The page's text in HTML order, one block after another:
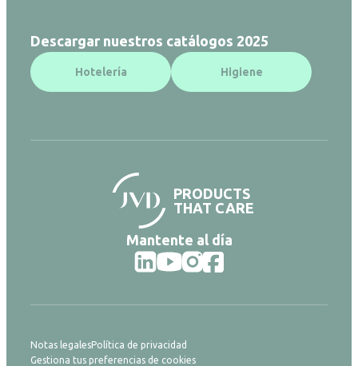
Descargar nuestros catálogos 2025
Hotelería Higiene
PRODUCTS
THAT CARE
Mantente al día
Notas legalesPolítica de privacidad
Gestiona tus preferencias de cookies